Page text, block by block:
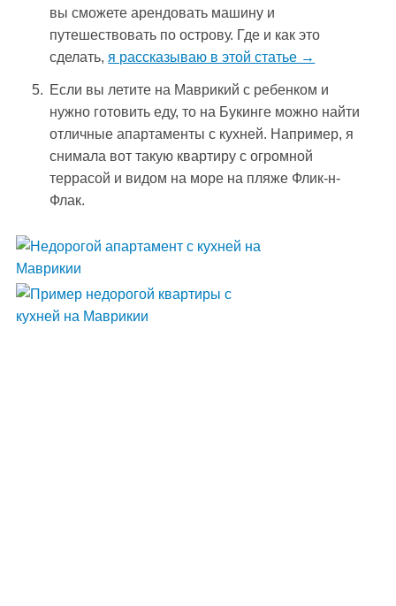
вы сможете арендовать машину и
путешествовать по острову. Где и как это
сделать,я рассказываю в этой статье →
Если вы летите на Маврикий с ребенком и
нужно готовить еду, то на Букинге можно найти
отличные апартаменты с кухней. Например, я
снимала вот такую квартиру с огромной
террасой и видом на море на пляже Флик-н-
Флак.